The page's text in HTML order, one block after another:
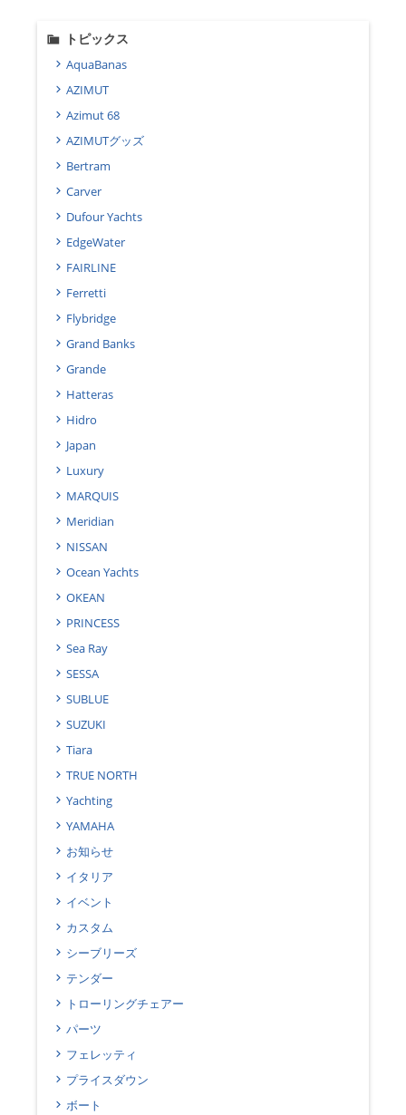
トピックス
AquaBanas
AZIMUT
Azimut 68
AZIMUTグッズ
Bertram
Carver
Dufour Yachts
EdgeWater
FAIRLINE
Ferretti
Flybridge
Grand Banks
Grande
Hatteras
Hidro
Japan
Luxury
MARQUIS
Meridian
NISSAN
Ocean Yachts
OKEAN
PRINCESS
Sea Ray
SESSA
SUBLUE
SUZUKI
Tiara
TRUE NORTH
Yachting
YAMAHA
お知らせ
イタリア
イベント
カスタム
シーブリーズ
テンダー
トローリングチェアー
パーツ
フェレッティ
プライスダウン
ボート